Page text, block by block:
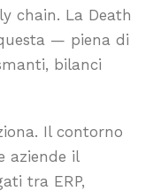
chain. La Death
— piena di
bilanci
Il contorno
aziende il
tra ERP,